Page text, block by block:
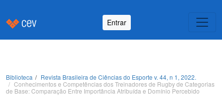
Entrar
Biblioteca
Revista Brasileira de Ciências do Esporte v. 44, n 1, 2022.
Conhecimentos e Competências dos Treinadores de Rugby de Categorias
de Base: Comparação Entre Importância Atribuída e Domínio Percebido